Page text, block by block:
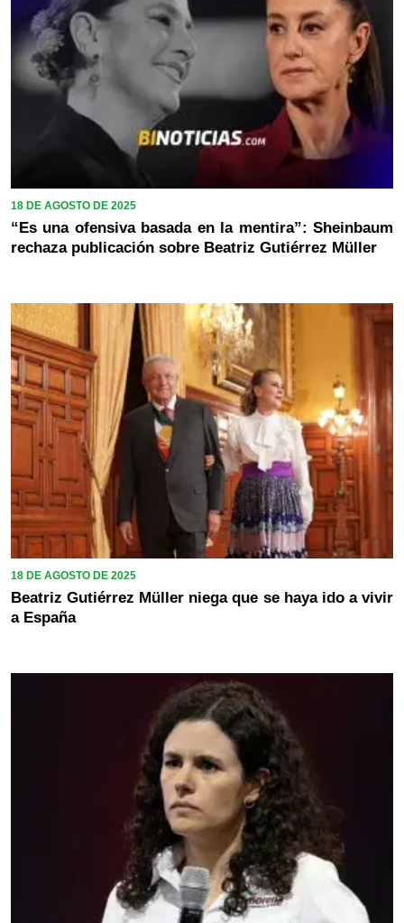
18 DE AGOSTO DE 2025
“Es una ofensiva basada en la mentira”: Sheinbaum
rechaza publicación sobre Beatriz Gutiérrez Müller
18 DE AGOSTO DE 2025
Beatriz Gutiérrez Müller niega que se haya ido a vivir
a España